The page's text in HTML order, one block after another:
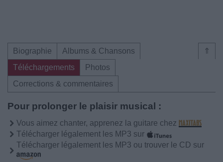
⇑
Biographie
Albums & Chansons
Téléchargements
Photos
Corrections & commentaires
Pour prolonger le plaisir musical :
Vous aimez chanter, apprenez la guitare chez
Télécharger légalement les MP3 sur
Télécharger légalement les MP3 ou trouver le CD sur